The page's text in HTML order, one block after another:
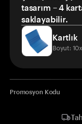
tasarım – 4
saklayabilir.
Kartlık
Boyut:
Promosyon Kodu